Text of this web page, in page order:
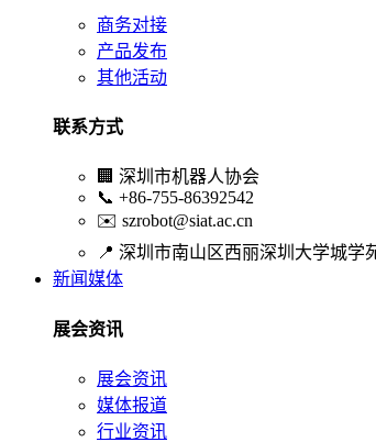
商务对接
产品发布
其他活动
联系方式
🏢 深圳市机器人协会
📞 +86-755-86392542
✉️ szrobot@siat.ac.cn
📍 深圳市南山区西丽深圳大学城学
新闻媒体
展会资讯
展会资讯
媒体报道
行业资讯